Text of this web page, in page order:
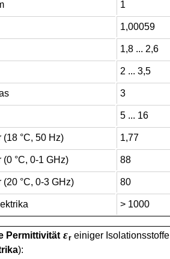
1
1,00059
1,8 ... 2,6
2 ... 3,5
3
5 ... 16
(18 °C, 50 Hz) 1,77
(0 °C, 0-1 GHz) 88
(20 °C, 0-3 GHz) 80
> 1000
Permittivität εreiniger Isolationsstoffe
):